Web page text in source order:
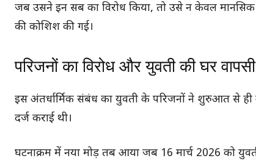
जब उसने इन सब का विरोध किया, तो उसे न केवल मानसिक
की कोशिश की गई।
परिजनों का विरोध और युवती की घर वापसी
इस अंतर्धार्मिक संबंध का युवती के परिजनों ने शुरुआत से
दर्ज कराई थी।
घटनाक्रम में नया मोड़ तब आया जब 16 मार्च 2026 को